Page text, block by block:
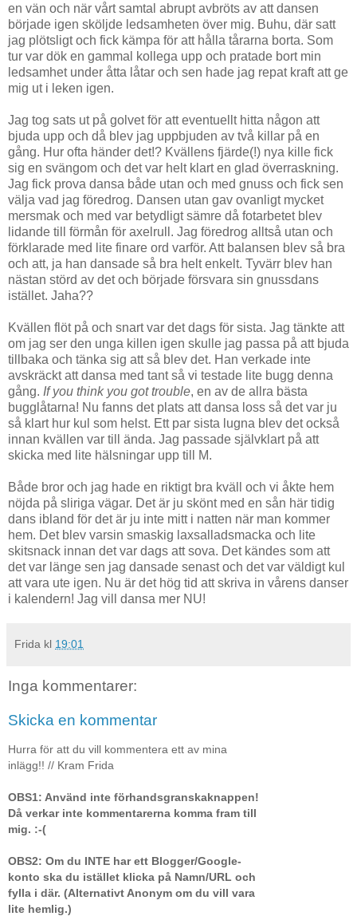
en vän och när vårt samtal abrupt avbröts av att dansen
började igen sköljde ledsamheten över mig. Buhu, där satt
jag plötsligt och fick kämpa för att hålla tårarna borta. Som
tur var dök en gammal kollega upp och pratade bort min
ledsamhet under åtta låtar och sen hade jag repat kraft att ge
mig ut i leken igen.
Jag tog sats ut på golvet för att eventuellt hitta någon att
bjuda upp och då blev jag uppbjuden av två killar på en
gång. Hur ofta händer det!? Kvällens fjärde(!) nya kille fick
sig en svängom och det var helt klart en glad överraskning.
Jag fick prova dansa både utan och med gnuss och fick sen
välja vad jag föredrog. Dansen utan gav ovanligt mycket
mersmak och med var betydligt sämre då fotarbetet blev
lidande till förmån för axelrull. Jag föredrog alltså utan och
förklarade med lite finare ord varför. Att balansen blev så bra
och att, ja han dansade så bra helt enkelt. Tyvärr blev han
nästan störd av det och började försvara sin gnussdans
istället. Jaha??
Kvällen flöt på och snart var det dags för sista. Jag tänkte att
om jag ser den unga killen igen skulle jag passa på att bjuda
tillbaka och tänka sig att så blev det. Han verkade inte
avskräckt att dansa med tant så vi testade lite bugg denna
gång. If you think you got trouble, en av de allra bästa
bugglåtarna! Nu fanns det plats att dansa loss så det var ju
så klart hur kul som helst. Ett par sista lugna blev det också
innan kvällen var till ända. Jag passade självklart på att
skicka med lite hälsningar upp till M.
Både bror och jag hade en riktigt bra kväll och vi åkte hem
nöjda på sliriga vägar. Det är ju skönt med en sån här tidig
dans ibland för det är ju inte mitt i natten när man kommer
hem. Det blev varsin smaskig laxsalladsmacka och lite
skitsnack innan det var dags att sova. Det kändes som att
det var länge sen jag dansade senast och det var väldigt kul
att vara ute igen. Nu är det hög tid att skriva in vårens danser
i kalendern! Jag vill dansa mer NU!
Frida kl 19:01
Inga kommentarer:
Skicka en kommentar
Hurra för att du vill kommentera ett av mina
inlägg!! // Kram Frida
OBS1: Använd inte förhandsgranskaknappen!
Då verkar inte kommentarerna komma fram till
mig. :-(
OBS2: Om du INTE har ett Blogger/Google-
konto ska du istället klicka på Namn/URL och
fylla i där. (Alternativt Anonym om du vill vara
lite hemlig.)